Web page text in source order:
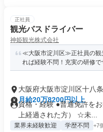
正社員
観光バスドライバー
神姫観光株式会社
≪大阪市淀川区≫正社員の観
れば経験不問！充実の研修で
大阪府大阪市淀川区十八条
月給20万8200円以上
資格・経験 ●普通免許を
上経過された方） ☆未...
業界未経験歓迎 学歴不問 +7